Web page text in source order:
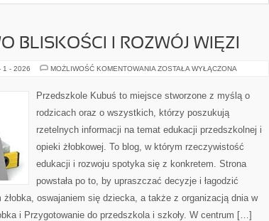
BLISKOŚCI I ROZWÓJ WIĘZI
1 - 2026 MOŻLIWOŚĆ KOMENTOWANIA RODZICIELSTWO
ROZWÓJ
WIĘZI
ZOSTAŁA WYŁĄCZONA
Przedszkole Kubuś to miejsce stworzone z myślą o
rodzicach oraz o wszystkich, którzy poszukują
rzetelnych informacji na temat edukacji przedszkolnej i
opieki żłobkowej. To blog, w którym rzeczywistość
edukacji i rozwoju spotyka się z konkretem. Strona
powstała po to, by upraszczać decyzje i łagodzić
żłobka, oswajaniem się dziecka, a także z organizacją dnia w
i Przygotowanie do przedszkola i szkoły. W centrum […]